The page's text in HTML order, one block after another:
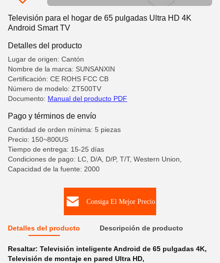
Televisión para el hogar de 65 pulgadas Ultra HD 4K
Android Smart TV
Detalles del producto
Lugar de origen: Cantón
Nombre de la marca: SUNSANXIN
Certificación: CE ROHS FCC CB
Número de modelo: ZT500TV
Documento: Manual del producto PDF
Pago y términos de envío
Cantidad de orden mínima: 5 piezas
Precio: 150~800US
Tiempo de entrega: 15-25 días
Condiciones de pago: LC, D/A, D/P, T/T, Western Union,
Capacidad de la fuente: 2000
Consiga El Mejor Precio
Detalles del producto Descripción de producto
Resaltar: Televisión inteligente Android de 65 pulgadas 4K,
Televisión de montaje en pared Ultra HD,